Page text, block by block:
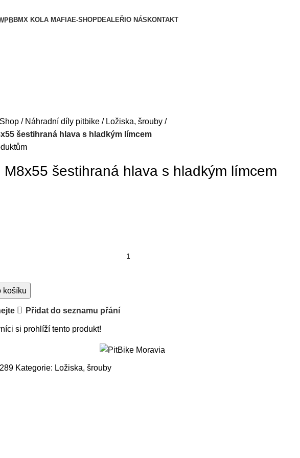
BMX KOLA MAFIAE-SHOPDEALEŘI O NÁS KONTAKT
Náhradní díly pitbike
Ložiska, šrouby
šestihraná hlava s hladkým límcem
M8x55 šestihraná hlava s hladkým límcem
košíku
Přidat do seznamu přání
si prohlíží tento produkt!
Kategorie: Ložiska, šrouby